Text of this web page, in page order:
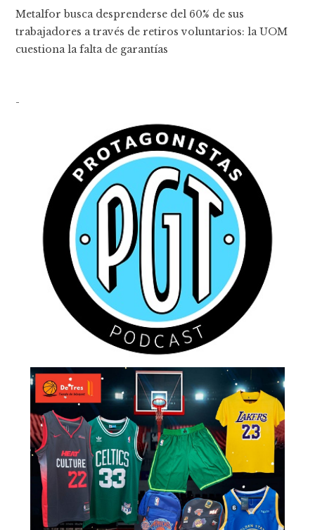
Metalfor busca desprenderse del 60% de sus
trabajadores a través de retiros voluntarios: la UOM
cuestiona la falta de garantías
-